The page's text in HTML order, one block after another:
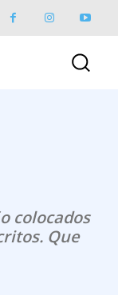
colocados
Que